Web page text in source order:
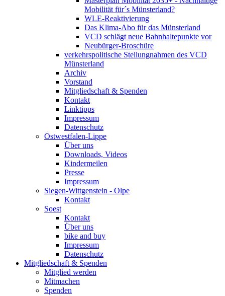
Mobilität für´s Münsterland?
WLE-Reaktivierung
Das Klima-Abo für das Münsterland
VCD schlägt neue Bahnhaltepunkte vor
Neubürger-Broschüre
verkehrspolitische Stellungnahmen des VCD
Münsterland
Archiv
Vorstand
Mitgliedschaft & Spenden
Kontakt
Linktipps
Impressum
Datenschutz
Ostwestfalen-Lippe
Über uns
Downloads, Videos
Kindermeilen
Presse
Impressum
Siegen-Wittgenstein - Olpe
Kontakt
Soest
Kontakt
Über uns
bike and buy
Impressum
Datenschutz
Mitgliedschaft & Spenden
Mitglied werden
Mitmachen
Spenden